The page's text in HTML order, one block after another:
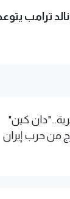
ترامب
"دان كين"
من حرب إيران